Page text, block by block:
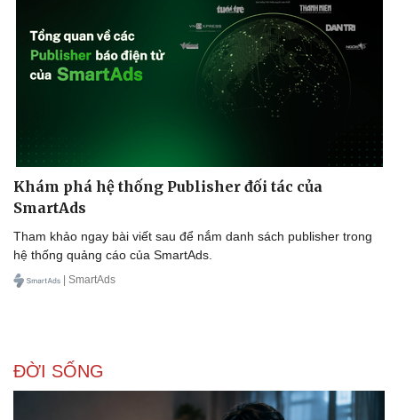
Khám phá hệ thống Publisher đối tác của
SmartAds
Tham khảo ngay bài viết sau để nắm danh sách publisher trong
hệ thống quảng cáo của SmartAds.
| SmartAds
ĐỜI SỐNG